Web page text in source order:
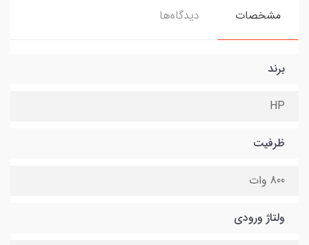
مشخصات دیدگاه‌ها
برند
HP
ظرفیت
800 وات
ولتاژ ورودی